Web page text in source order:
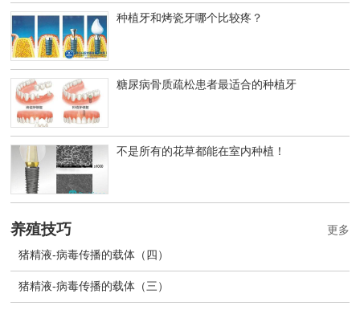
种植牙和烤瓷牙哪个比较疼？
糖尿病骨质疏松患者最适合的种植牙
不是所有的花草都能在室内种植！
养殖技巧
猪精液-病毒传播的载体（四）
猪精液-病毒传播的载体（三）
更多